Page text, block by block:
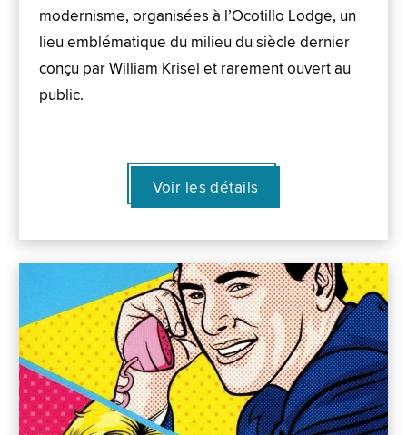
modernisme, organisées à l’Ocotillo Lodge, un
lieu emblématique du milieu du siècle dernier
conçu par William Krisel et rarement ouvert au
public.
Voir les détails